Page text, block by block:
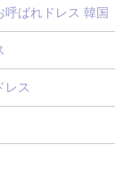
呼ばれドレス 韓国
レス